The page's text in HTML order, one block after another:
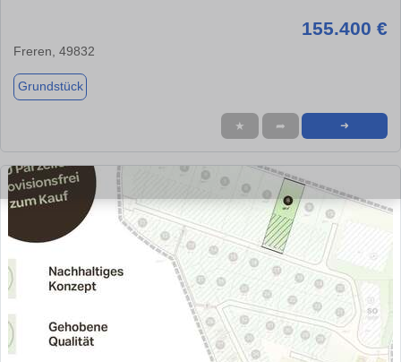
155.400 €
Freren, 49832
Grundstück
★ ➦ ➜